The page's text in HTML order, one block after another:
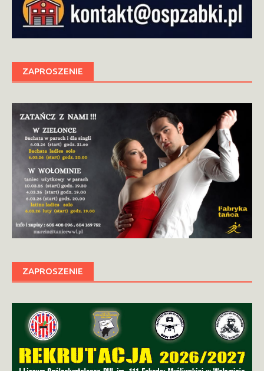
ZAPROSZENIE
ZAPROSZENIE